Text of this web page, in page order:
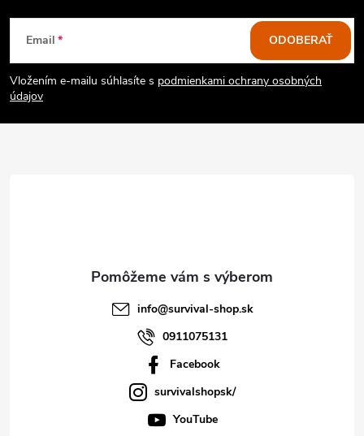
Z
á
p
Email
Vložením e-mailu súhlasíte s podmienkami ochrany osobných
údajov
ODOBERAŤ
info@survival-shop.sk
0911075131
Facebook
survivalshopsk/
YouTube